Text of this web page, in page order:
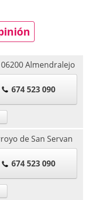
06200Almendralejo
674 523 090
de San Servan
674 523 090